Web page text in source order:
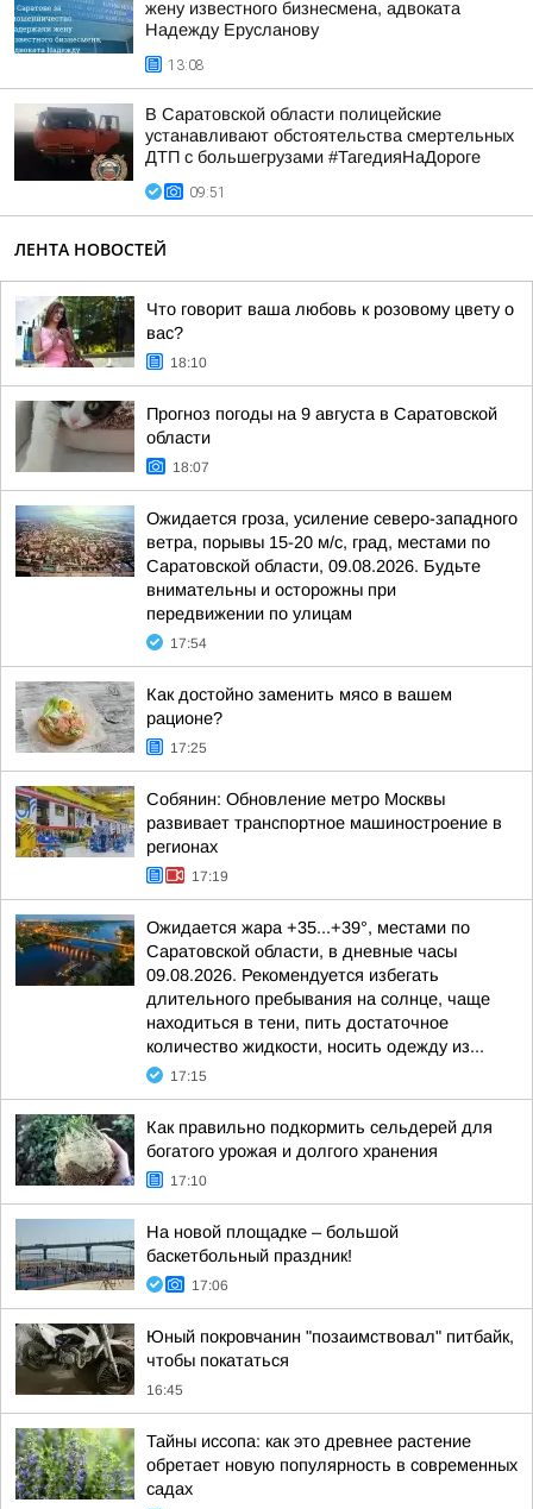
жену известного бизнесмена, адвоката
Надежду Ерусланову
13:08
В Саратовской области полицейские
устанавливают обстоятельства смертельных
ДТП с большегрузами #ТагедияНаДороге
09:51
ЛЕНТА НОВОСТЕЙ
Что говорит ваша любовь к розовому цвету о
вас?
18:10
Прогноз погоды на 9 августа в Саратовской
области
18:07
Ожидается гроза, усиление северо-западного
ветра, порывы 15-20 м/с, град, местами по
Саратовской области, 09.08.2026. Будьте
внимательны и осторожны при
передвижении по улицам
17:54
Как достойно заменить мясо в вашем
рационе?
17:25
Собянин: Обновление метро Москвы
развивает транспортное машиностроение в
регионах
17:19
Ожидается жара +35...+39°, местами по
Саратовской области, в дневные часы
09.08.2026. Рекомендуется избегать
длительного пребывания на солнце, чаще
находиться в тени, пить достаточное
количество жидкости, носить одежду из...
17:15
Как правильно подкормить сельдерей для
богатого урожая и долгого хранения
17:10
На новой площадке – большой
баскетбольный праздник!
17:06
Юный покровчанин "позаимствовал" питбайк,
чтобы покататься
16:45
Тайны иссопа: как это древнее растение
обретает новую популярность в современных
садах